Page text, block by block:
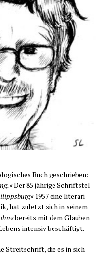
Buch geschrie­ben:
Der 85 jäh­ri­ge Schrift­stel­
1957 eine lite­ra­ri­
hat zuletzt sich in sei­nem
bereits mit dem Glau­ben
inten­siv beschäftigt.
Streit­schrift, die es in sich